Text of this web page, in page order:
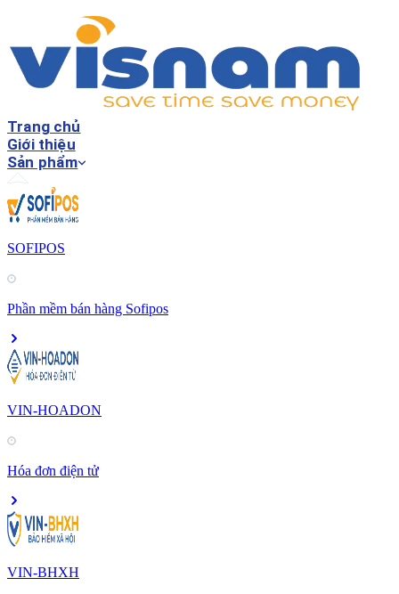
Trang chủ
Giới thiệu
Sản phẩm
SOFIPOS
Phần mềm bán hàng Sofipos
VIN-HOADON
Hóa đơn điện tử
VIN-BHXH